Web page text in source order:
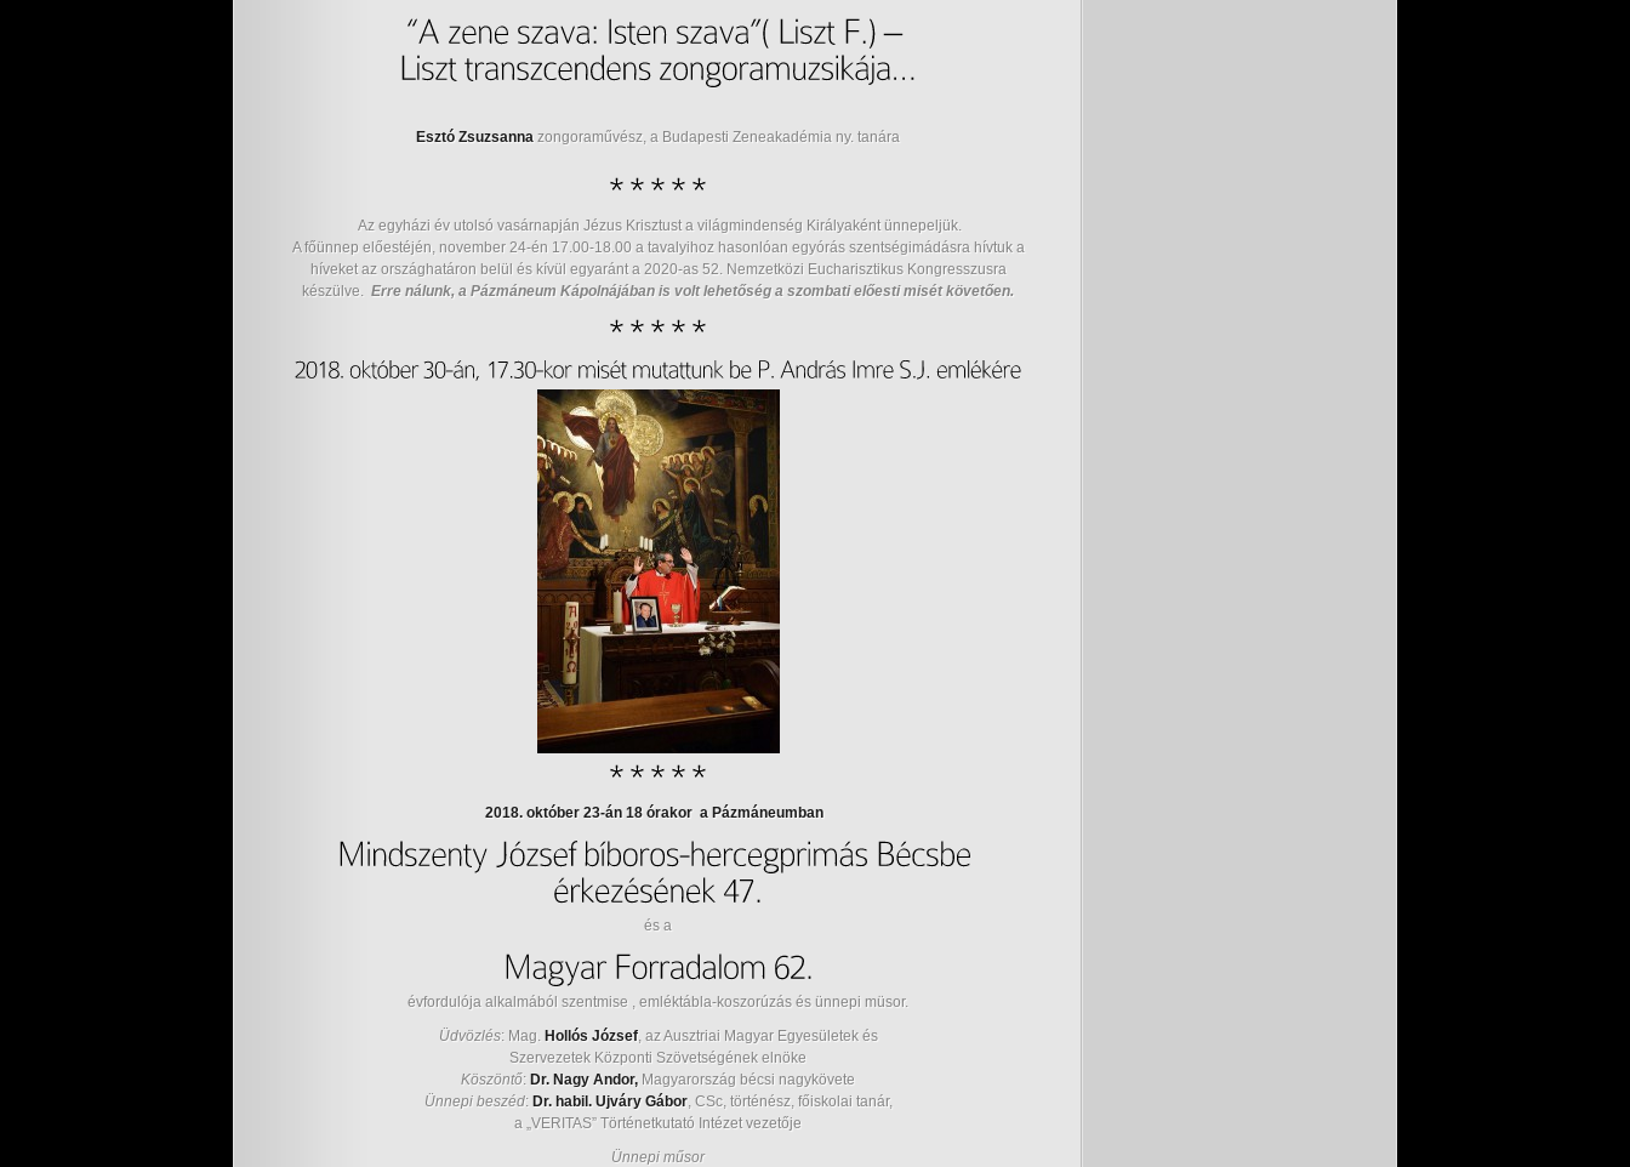
Esztó Zsuzsanna zongoraművész, a Budapesti Ze­ne­aka­dé­mia ny. ta­ná­ra
Az egyházi év utolsó vasárnapján Jézus Krisztust a világmindenség Királyaként ünnepeljük.
A főünnep előestéjén, november 24-én 17.00-18.00 a tavalyihoz hasonlóan egyórás szentségimádásra hívtuk a
híveket az országhatáron belül és kívül egyaránt a 2020-as 52. Nemzetközi Eucharisztikus Kongresszusra
készülve. Erre nálunk, a Pázmáneum Kápolnájában is volt lehetőség a szombati előesti misét követően.
2018. október 23-án 18 órakor a Pázmáneumban
és a
évfordulója alkalmából szentmise , emléktábla-koszorúzás és ünnepi müsor.
Üdvözlés: Mag. Hollós József, az Ausztriai Magyar Egyesületek és
Szervezetek Központi Szövetségének elnöke
Köszöntő: Dr. Nagy Andor, Magyarország bécsi nagykövete
Ünnepi beszéd: Dr. habil. Ujváry Gábor, CSc, történész, főiskolai tanár,
a „VERITAS” Történetkutató Intézet vezetője
Ünnepi műsor